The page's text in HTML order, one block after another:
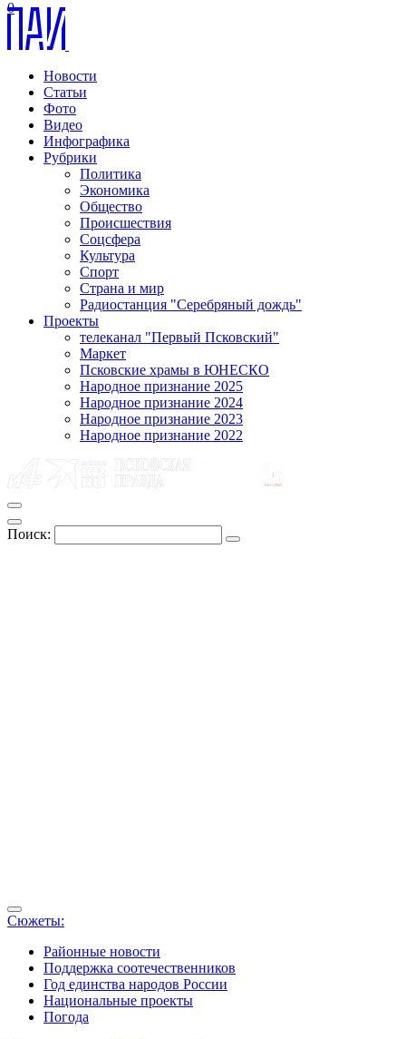
Новости
Статьи
Фото
Видео
Инфографика
Рубрики
Политика
Экономика
Общество
Происшествия
Соцсфера
Культура
Спорт
Страна и мир
Радиостанция "Серебряный дождь"
Проекты
телеканал "Первый Псковский"
Маркет
Псковские храмы в ЮНЕСКО
Народное признание 2025
Народное признание 2024
Народное признание 2023
Народное признание 2022
Поиск:
Сюжеты:
Районные новости
Поддержка соотечественников
Год единства народов России
Национальные проекты
Погода
0